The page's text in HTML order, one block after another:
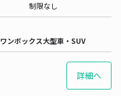
制限なし
ワンボックス大型車・SUV
詳細へ